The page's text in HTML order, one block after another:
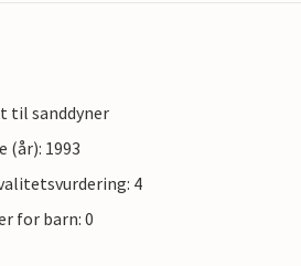
til sanddyner
(år): 1993
4
for barn: 0